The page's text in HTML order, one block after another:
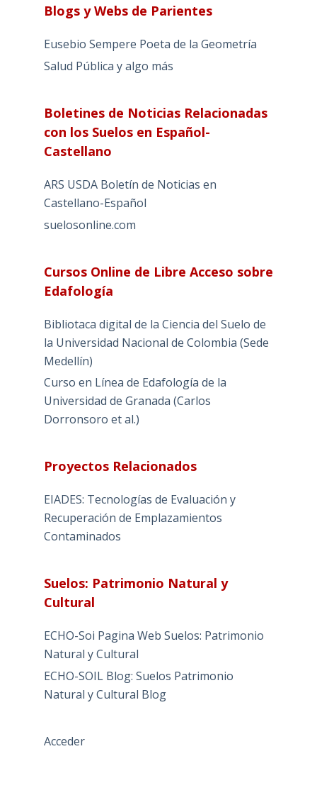
Blogs y Webs de Parientes
Eusebio Sempere Poeta de la Geometría
Salud Pública y algo más
Boletines de Noticias Relacionadas
con los Suelos en Español-
Castellano
ARS USDA Boletín de Noticias en
Castellano-Español
suelosonline.com
Cursos Online de Libre Acceso sobre
Edafología
Bibliotaca digital de la Ciencia del Suelo de
la Universidad Nacional de Colombia (Sede
Medellín)
Curso en Línea de Edafología de la
Universidad de Granada (Carlos
Dorronsoro et al.)
Proyectos Relacionados
EIADES: Tecnologías de Evaluación y
Recuperación de Emplazamientos
Contaminados
Suelos: Patrimonio Natural y
Cultural
ECHO-Soi Pagina Web Suelos: Patrimonio
Natural y Cultural
ECHO-SOIL Blog: Suelos Patrimonio
Natural y Cultural Blog
Acceder